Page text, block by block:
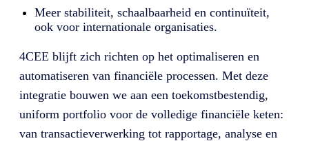
Meer stabiliteit, schaalbaarheid en continuïteit,
ook voor internationale organisaties.
4CEE blijft zich richten op het optimaliseren en
automatiseren van financiële processen. Met deze
integratie bouwen we aan een toekomstbestendig,
uniform portfolio voor de volledige financiële keten:
van transactieverwerking tot rapportage, analyse en